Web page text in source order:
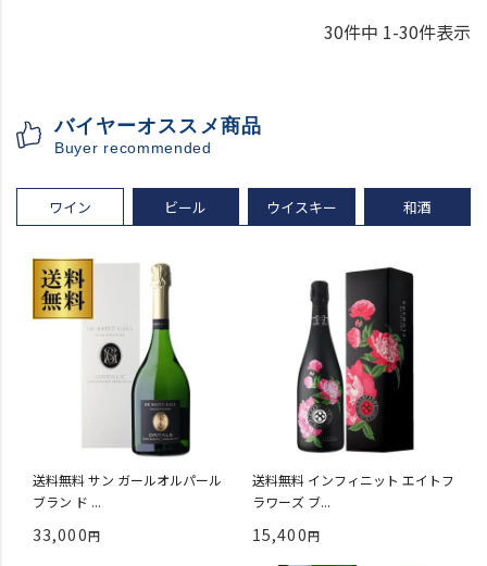
30件中 1-30件表示
バイヤーオススメ商品
Buyer recommended
ワイン ビール ウイスキー 和酒
送料無料 サン ガールオルパール
ブラン ド ...
33,000
送料無料 インフィニット エイトフ
ラワーズ ブ...
15,400